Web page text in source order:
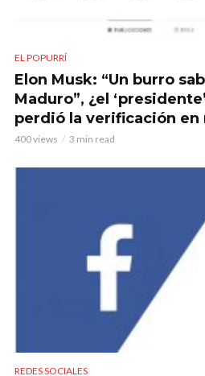
EL POPURRÍ
Elon Musk: “Un burro
Maduro”, ¿el
perdió la verificación en
400 views 3 min read
REDES SOCIALES